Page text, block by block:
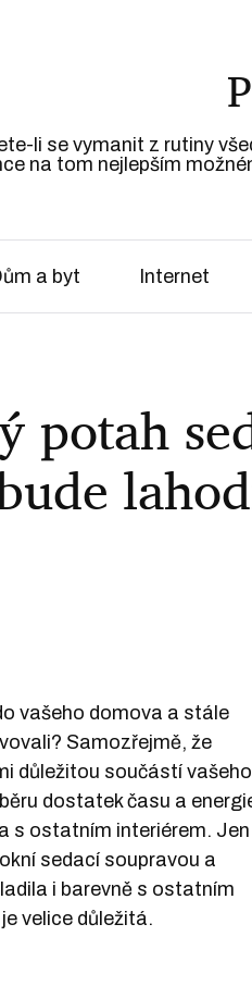
li se vymanit z rutiny
na tom nejlepším
a byt Internet
potah
vašeho domova a stále
Samozřejmě, že
důležitou součástí vašeho
dostatek času a
s ostatním interiérem. Jen
sedací soupravou a
i barevně s ostatním
velice důležitá.